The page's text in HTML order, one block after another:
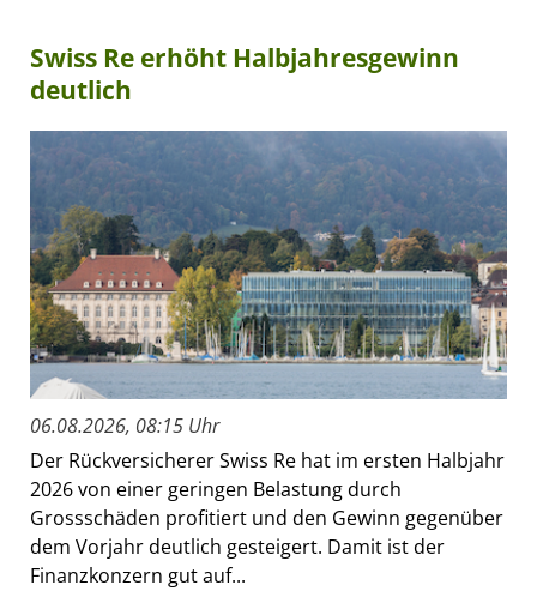
Swiss Re erhöht Halbjahresgewinn
deutlich
06.08.2026, 08:15 Uhr
Der Rückversicherer Swiss Re hat im ersten Halbjahr
2026 von einer geringen Belastung durch
Grossschäden profitiert und den Gewinn gegenüber
dem Vorjahr deutlich gesteigert. Damit ist der
Finanzkonzern gut auf...